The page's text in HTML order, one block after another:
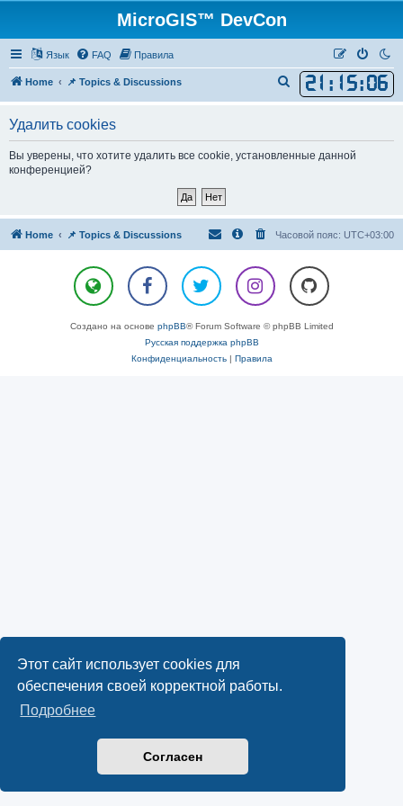
Этот сайт использует cookies для
обеспечения своей корректной работы.
Подробнее
Согласен
MicroGIS™ DevCon
Язык FAQ Правила
Home 📌 Topics & Discussions 21 : 15:06
о
Удалить cookies
Вы уверены, что хотите удалить все cookie, установленные данной
конференцией?
Home 📌 Topics & Discussions Часовой пояс: UTC+03:00
Создано на основе phpBB® Forum Software © phpBB Limited
Русская поддержка phpBB
Конфиденциальность| Правила